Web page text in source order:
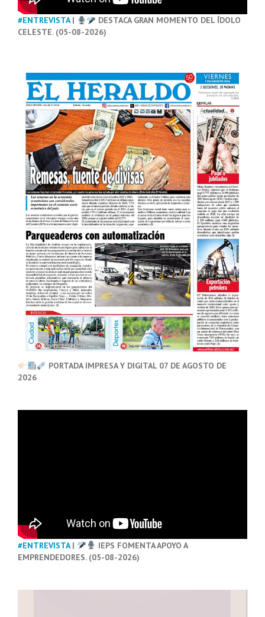
#ENTREVISTA|
DESTACA GRAN MOMENTO DEL ÍDOLO
CELESTE. (05-08-2026)
PORTADA IMPRESA Y DIGITAL 07 DE AGOSTO DE
2026
#ENTREVISTA|
IEPS FOMENTA APOYO A
EMPRENDEDORES. (05-08-2026)